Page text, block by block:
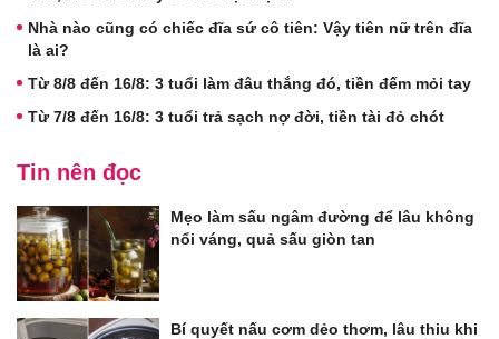
Nhà nào cũng có chiếc đĩa sứ cô tiên: Vậy tiên nữ trên đĩa
là ai?
Từ 8/8 đến 16/8: 3 tuổi làm đâu thắng đó, tiền đếm mỏi tay
Từ 7/8 đến 16/8: 3 tuổi trả sạch nợ đời, tiền tài đỏ chót
Tin nên đọc
Mẹo làm sấu ngâm đường để lâu không
nổi váng, quả sấu giòn tan
Bí quyết nấu cơm dẻo thơm, lâu thiu khi